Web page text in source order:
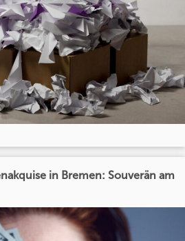
in Bremen: Souverän am